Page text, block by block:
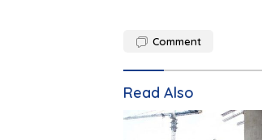
Comment
Read Also